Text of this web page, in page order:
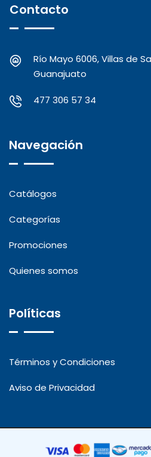
Contacto
Río Mayo 6006, Villas de
Guanajuato
477 306 57 34
Navegación
Catálogos
Categorías
Promociones
Quienes somos
Políticas
Términos y Condiciones
Aviso de Privacidad